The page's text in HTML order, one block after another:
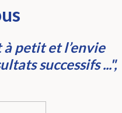
à petitet l’envie
successifs...",